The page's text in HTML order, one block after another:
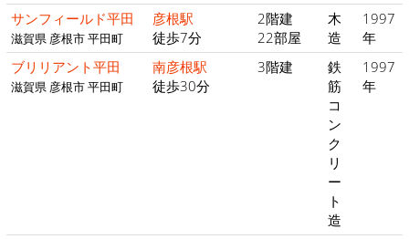
サンフィールド平田
滋賀県 彦根市 平田町
彦根駅
徒歩7分
2階建
22部屋
木
造
1997
年
ブリリアント平田
滋賀県 彦根市 平田町
南彦根駅
徒歩30分
3階建
鉄
筋
コ
ン
ク
リ
ー
ト
造
1997
年